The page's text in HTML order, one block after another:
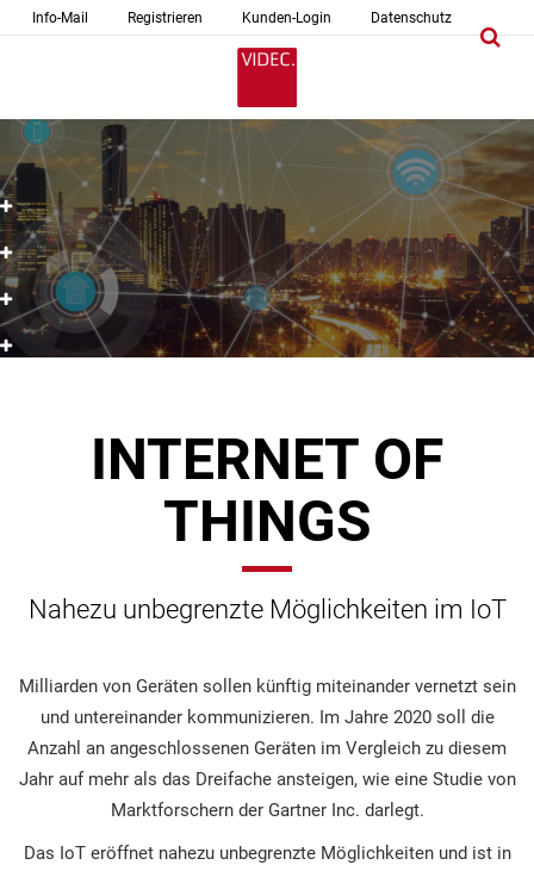
Info-Mail Registrieren Kunden-Login Datenschutz
INTERNET OF
THINGS
Nahezu unbegrenzte Möglichkeiten im IoT
Milliarden von Geräten sollen künftig miteinander vernetzt sein
und untereinander kommunizieren. Im Jahre 2020 soll die
Anzahl an angeschlossenen Geräten im Vergleich zu diesem
Jahr auf mehr als das Dreifache ansteigen, wie eine Studie von
Marktforschern der Gartner Inc. darlegt.
Das IoT eröffnet nahezu unbegrenzte Möglichkeiten und ist in